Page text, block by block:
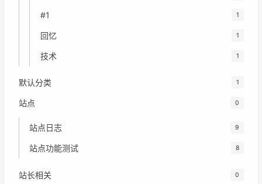
#1 1
回忆 1
技术 1
默认分类 1
站点 0
站点日志 9
站点功能测试 8
站长相关 0